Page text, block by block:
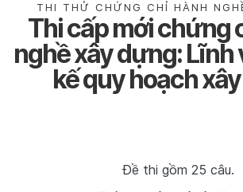
THI THỬ CHỨNG CHỈ HÀNH
Thi cấp mới chứng
nghề xây dựng:
kế quy hoạch
Đề thi gồm 25 câu.